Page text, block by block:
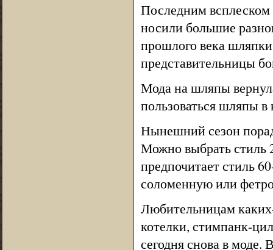
Последним
носили большие
прошлого века
представительницы
Мода на шляпы
пользоваться шляпы
Нынешний сезон
Можно выбрать стиль
предпочитает стиль
соломенную или
Любительницам
котелки, стимпанк-
сегодня снова в